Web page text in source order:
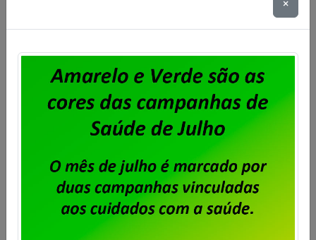
Eleita a OLT da BBTS
Publicado porImprensa em06/11/2024.
Foi eleita a Organização por Local de Trabalho dos
trabalhadores e trabalhadoras da BBTS. A votação
ocorreu nos dias 4 e 5 de novembro, conforme edital
publicado no site do Sindicato. A chapa Força e
União foi eleita com 94% dos votos para mandato de
dois (dois) anos, com início no dia 12 de novembro […]
×